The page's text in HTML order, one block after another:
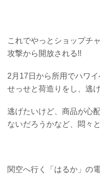
これでやっとショップチ
攻撃から開放される!!
2月17日から所用でハワ
せっせと荷造りをし、逃
逃げたいけど、商品が心
ないだろうかなど、悶々
関空へ行く「はるか」の